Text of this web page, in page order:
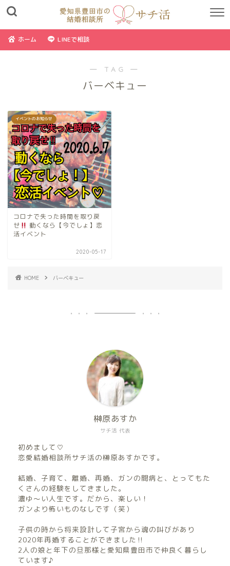
ホーム LINEで相談
― TAG ―
バーベキュー
イベントのお知らせ
コロナで失った時間を取り戻
せ
動くなら【今でしょ】恋
活イベント
2020-05-17
HOME バーベキュー
サチ活 代表
榊原あすか
初めまして♡
恋愛結婚相談所サチ活の榊原あすかです。
結婚、子育て、離婚、再婚、ガンの闘病と、とってもた
くさんの経験をしてきました。
濃ゆ〜い人生です。だから、楽しい！
ガンより怖いものなしです（笑）
子供の時から将来設計して子宮から魂の叫びがあり
2020年再婚することができました‼︎
2人の娘と年下の旦那様と愛知県豊田市で仲良く暮らし
ています♪